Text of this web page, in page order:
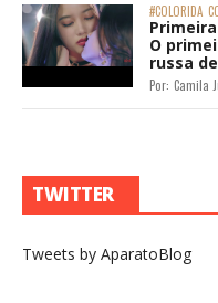
#COLORIDA
O
russa
Por: Camila
TWITTER
Tweets by AparatoBlog